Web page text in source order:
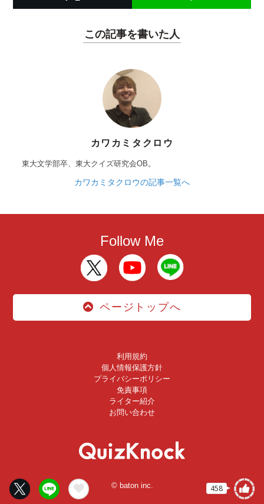
458
この記事を書いた人
カワカミタクロウ
東大文学部卒、東大クイズ研究会OB。
カワカミタクロウの記事一覧へ
Follow Me
ページトップへ
利用規約
個人情報保護方針
プライバシーポリシー
免責事項
ライター紹介
お問い合わせ
© baton inc.